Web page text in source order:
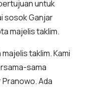
untuk
sosok Ganjar
majelis taklim.
taklim. Kami
sama
Ada